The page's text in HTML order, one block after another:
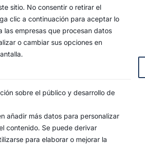
sitio. No consentir o retirar el
clic a continuación para aceptar lo
las empresas que procesan datos
o cambiar sus opciones en
sobre el público y desarrollo de
añadir más datos para personalizar
contenido. Se puede derivar
para elaborar o mejorar la
DE PRIVACIDAD POLÍTICA DE
Todos los derechos reservados.